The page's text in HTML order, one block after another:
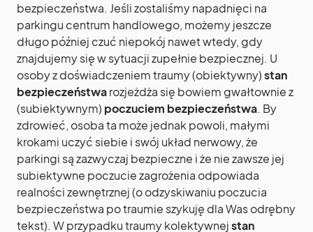
bezpieczeństwa. Jeśli zostaliśmy napadnięci na
parkingu centrum handlowego, możemy jeszcze
długo później czuć niepokój nawet wtedy, gdy
znajdujemy się w sytuacji zupełnie bezpiecznej. U
osoby z doświadczeniem traumy (obiektywny)stan
bezpieczeństwarozjeżdża się bowiem gwałtownie z
(subiektywnym) poczuciem bezpieczeństwa. By
zdrowieć, osoba ta może jednak powoli, małymi
krokami uczyć siebie i swój układ nerwowy, że
parkingi są zazwyczaj bezpieczne i że nie zawsze jej
subiektywne poczucie zagrożenia odpowiada
realności zewnętrznej (o odzyskiwaniu poczucia
bezpieczeństwa po traumie szykuję dla Was odrębny
tekst). W przypadku traumy kolektywnejstan